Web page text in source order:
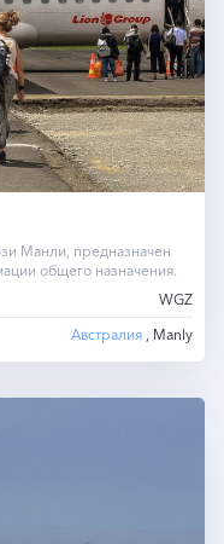
Манли, предназначен
общего назначения.
WGZ
Австралия , Manly